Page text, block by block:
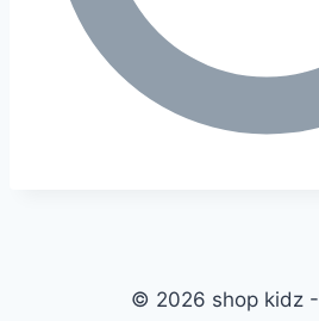
© 2026 shop kidz -